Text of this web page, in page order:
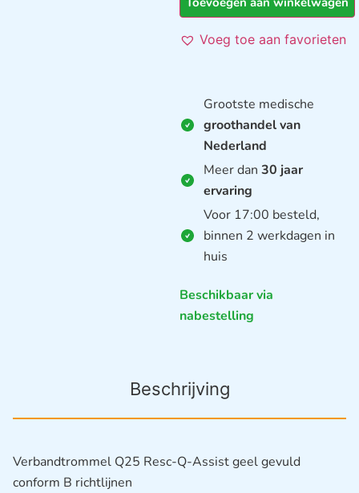
Voeg toe aan favorieten
Grootste medische
groothandel van
Nederland
Meer dan 30 jaar
ervaring
Voor 17:00 besteld,
binnen 2 werkdagen in
huis
Beschikbaar via
nabestelling
Beschrijving
Verbandtrommel Q25 Resc-Q-Assist geel gevuld
conform B richtlijnen